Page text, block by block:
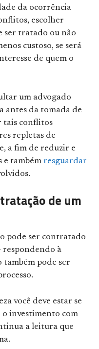
da ocorrência
escolher
ser tratado ou não
custoso, se será
de quem o
um advogado
antes da tomada de
tais conflitos
repletas de
a fim de reduzir e
e também resguardar
de um
pode ser contratado
respondendo à
também pode ser
você deve estar se
investimento com
a leitura que